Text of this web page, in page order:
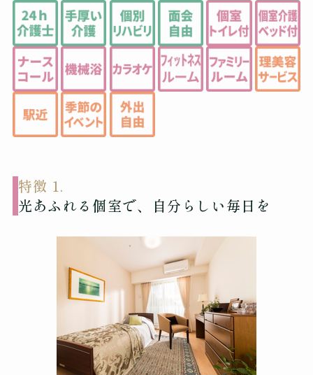
特徴 1.
光あふれる個室で、自分らしい毎日を